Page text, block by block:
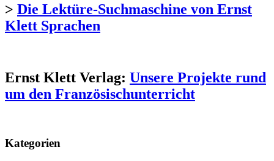
> Die Lektüre-Suchmaschine von Ernst
Klett Sprachen
Ernst Klett Verlag: Unsere Projekte rund
um den Französischunterricht
Kategorien